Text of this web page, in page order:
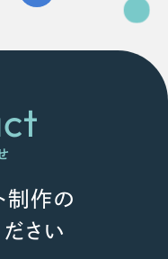
制作の
さい